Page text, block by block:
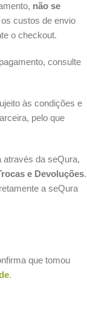
não se
custos de envio
o checkout.
consulte
às condições e
pelo que
através da seQura,
e Devoluções.
a seQura
que tomou
.